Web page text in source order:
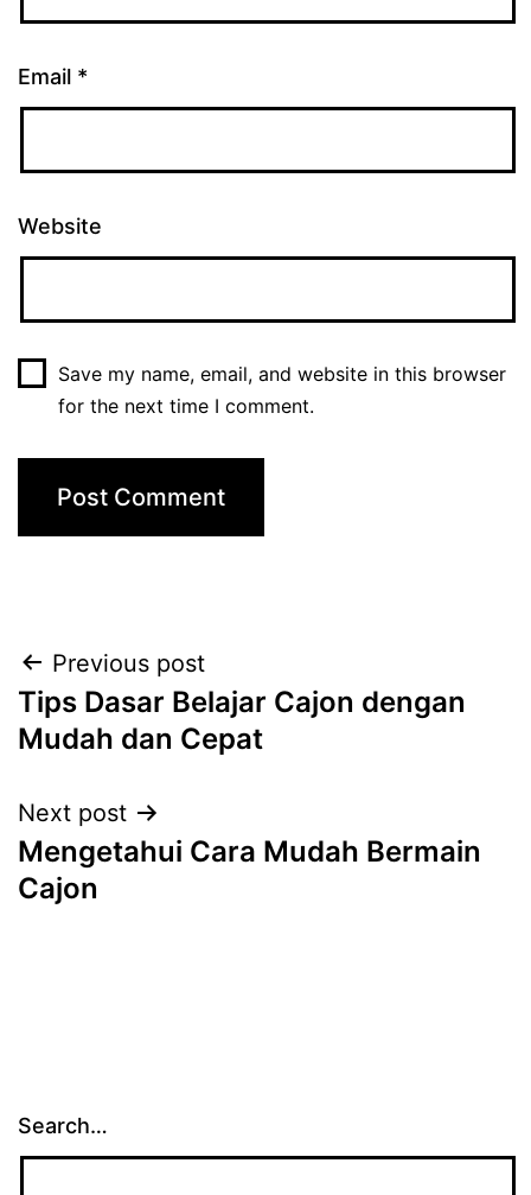
Email *
Website
Save my name, email, and website in this browser
for the next time I comment.
Post
navigation
Previous post
Tips Dasar Belajar Cajon dengan
Mudah dan Cepat
Next post
Mengetahui Cara Mudah Bermain
Cajon
Search…